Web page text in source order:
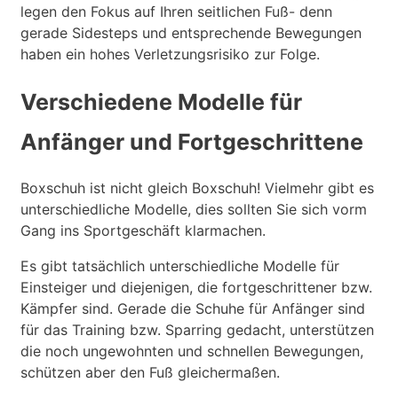
legen den Fokus auf Ihren seitlichen Fuß- denn
gerade Sidesteps und entsprechende Bewegungen
haben ein hohes Verletzungsrisiko zur Folge.
Verschiedene Modelle für
Anfänger und Fortgeschrittene
Boxschuh ist nicht gleich Boxschuh! Vielmehr gibt es
unterschiedliche Modelle, dies sollten Sie sich vorm
Gang ins Sportgeschäft klarmachen.
Es gibt tatsächlich unterschiedliche Modelle für
Einsteiger und diejenigen, die fortgeschrittener bzw.
Kämpfer sind. Gerade die Schuhe für Anfänger sind
für das Training bzw. Sparring gedacht, unterstützen
die noch ungewohnten und schnellen Bewegungen,
schützen aber den Fuß gleichermaßen.